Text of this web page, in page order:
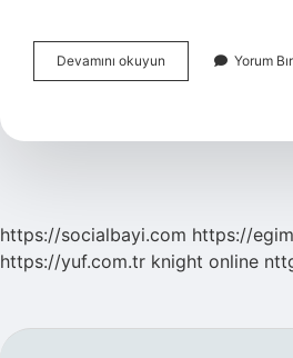
Devamını okuyun
Öğrenciye
Öğretmen
Yorum
https://socialbayi.com https://
https://yuf.com.tr knight online